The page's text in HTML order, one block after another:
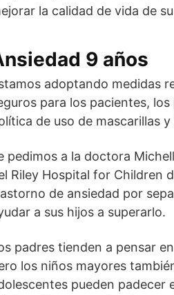
la calidad de vida de
9 años
adoptando medidas
para los pacientes,
de uso de mascarillas
pedimos a la doctora
Riley Hospital for Children
de ansiedad por
a sus hijos a superarlo.
padres tienden a pensar
los niños mayores
pueden padecer